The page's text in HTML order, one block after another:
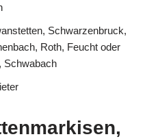
Schwarzenbruck,
Roth, Feucht oder
Schwabach